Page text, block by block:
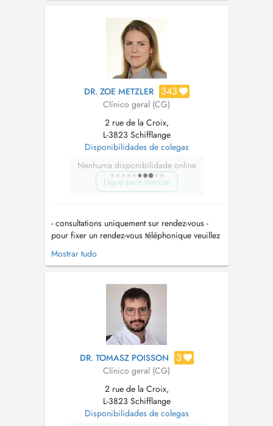
Termine nur nach Vereinbarung - Im Falle eines
dringenden Problemes...
DR. ZOE METZLER 343
Clínico geral (CG)
2 rue de la Croix,
L-3823 Schifflange
Disponibilidades de colegas
Nenhuma disponibilidade online
Ligue para marcar
- consultations uniquement sur rendez-vous -
pour fixer un rendez-vous téléphonique veuillez
appeler le secrétariat au 54 82 98 - en cas
d'urgences veuillez appeler le cabinet au 54 82
porter un masque au cabinet - les rendez-vous
Mostrar tudo
DR. TOMASZ POISSON 3
Clínico geral (CG)
2 rue de la Croix,
L-3823 Schifflange
Disponibilidades de colegas